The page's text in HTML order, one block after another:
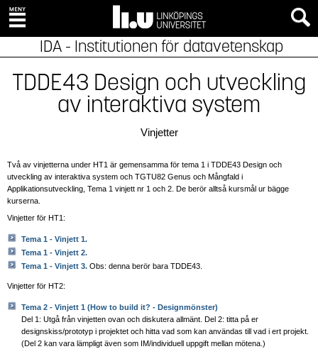
IDA - Institutionen för datavetenskap
TDDE43 Design och utveckling
av interaktiva system
Vinjetter
Två av vinjetterna under HT1 är gemensamma för tema 1 i TDDE43 Design och
utveckling av interaktiva system och TGTU82 Genus och Mångfald i
Applikationsutveckling, Tema 1 vinjett nr 1 och 2. De berör alltså kursmål ur bägge
kurserna.
Vinjetter för HT1:
Tema 1 - Vinjett 1.
Tema 1 - Vinjett 2.
Tema 1 - Vinjett 3. Obs: denna berör bara TDDE43.
Vinjetter för HT2:
Tema 2 - Vinjett 1 (How to build it? - Designmönster)
Del 1: Utgå från vinjetten ovan och diskutera allmänt. Del 2: titta på er
designskiss/prototyp i projektet och hitta vad som kan användas till vad i ert projekt.
(Del 2 kan vara lämpligt även som IM/individuell uppgift mellan mötena.)